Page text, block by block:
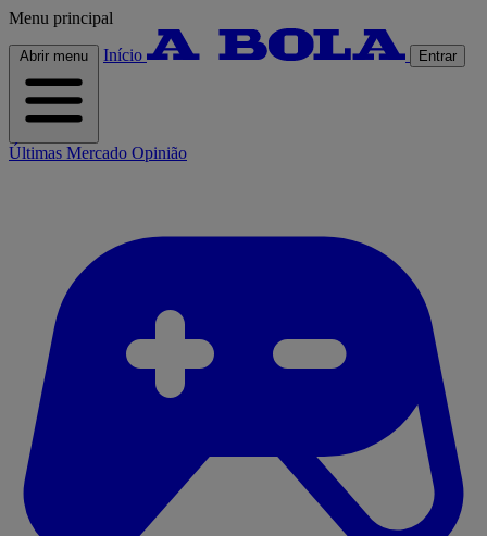
Menu principal
Abrir menu Início Entrar
Últimas Mercado Opinião